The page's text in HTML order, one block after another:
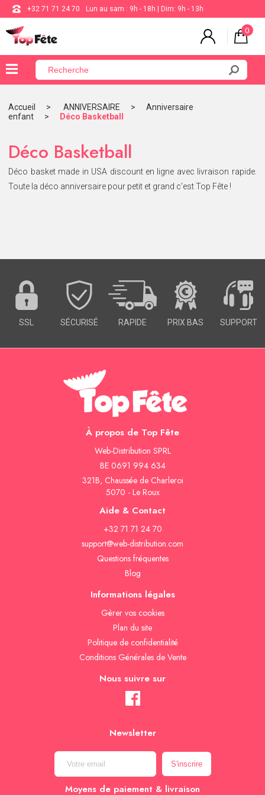
+32 71 71 24 70 Lun au sam : 9h - 18h | Dim: 9h - 13h
0
×
BALLON
ANNIVERSAIRE
MARIAGE
DE
OCCASIONS
SPÉCIALES
ET
Accueil ANNIVERSAIRE
Anniversaire
enfant
Déco Basketball
Déco Basketball
Déco basket made in USA discount en ligne avec livraison rapide.
Toute la déco anniversaire pour petit et grand c'est Top Fête !
SSL SÉCURISÉ RAPIDE PRIX BAS SUPPORT
À propos de Top Fête
Web-Distribution SPRL
BE 0691 994 634
321B, Chaussée de Charleroi
5070 - Le Roux
Aide & Contact
+32 71 71 24 70
support@web-distribution.com
Questions fréquentes
Blog
Informations légales
Gèrer vos cookies
Plan du site
Politique de confidentialité
Conditions Générales de Vente
Nous suivre sur
Newsletter
Moyens de paiement & livraison